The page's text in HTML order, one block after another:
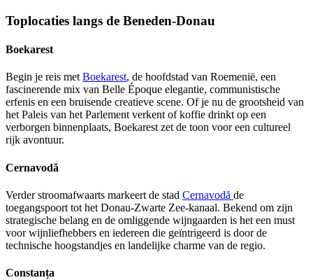
Toplocaties langs de Beneden-Donau
Boekarest
Begin je reis met Boekarest, de hoofdstad van Roemenië, een
fascinerende mix van Belle Époque elegantie, communistische
erfenis en een bruisende creatieve scene. Of je nu de grootsheid van
het Paleis van het Parlement verkent of koffie drinkt op een
verborgen binnenplaats, Boekarest zet de toon voor een cultureel
rijk avontuur.
Cernavodă
Verder stroomafwaarts markeert de stad Cernavodă de
toegangspoort tot het Donau-Zwarte Zee-kanaal. Bekend om zijn
strategische belang en de omliggende wijngaarden is het een must
voor wijnliefhebbers en iedereen die geïntrigeerd is door de
technische hoogstandjes en landelijke charme van de regio.
Constanța